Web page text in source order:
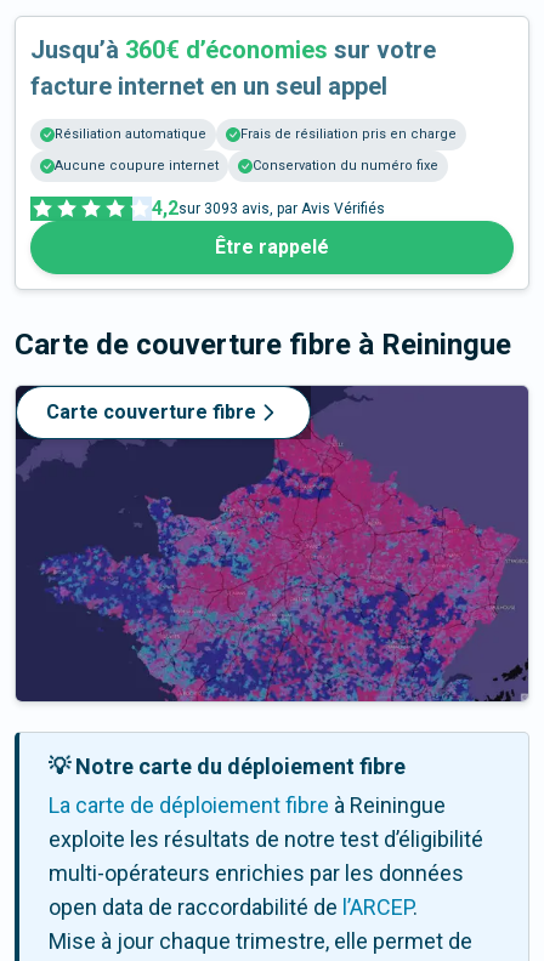
Jusqu’à 360€ d’économies sur votre
facture internet en un seul appel
Résiliation automatique
Frais de résiliation pris en charge
Aucune coupure internet
Conservation du numéro fixe
4,2sur 3093 avis, par Avis Vérifiés
Être rappelé
Carte de couverture fibre à Reiningue
Carte couverture fibre
💡 Notre carte du déploiement fibre
La carte de déploiement fibre à Reiningue
exploite les résultats de notre test d’éligibilité
multi-opérateurs enrichies par les données
open data de raccordabilité de l’ARCEP.
Mise à jour chaque trimestre, elle permet de